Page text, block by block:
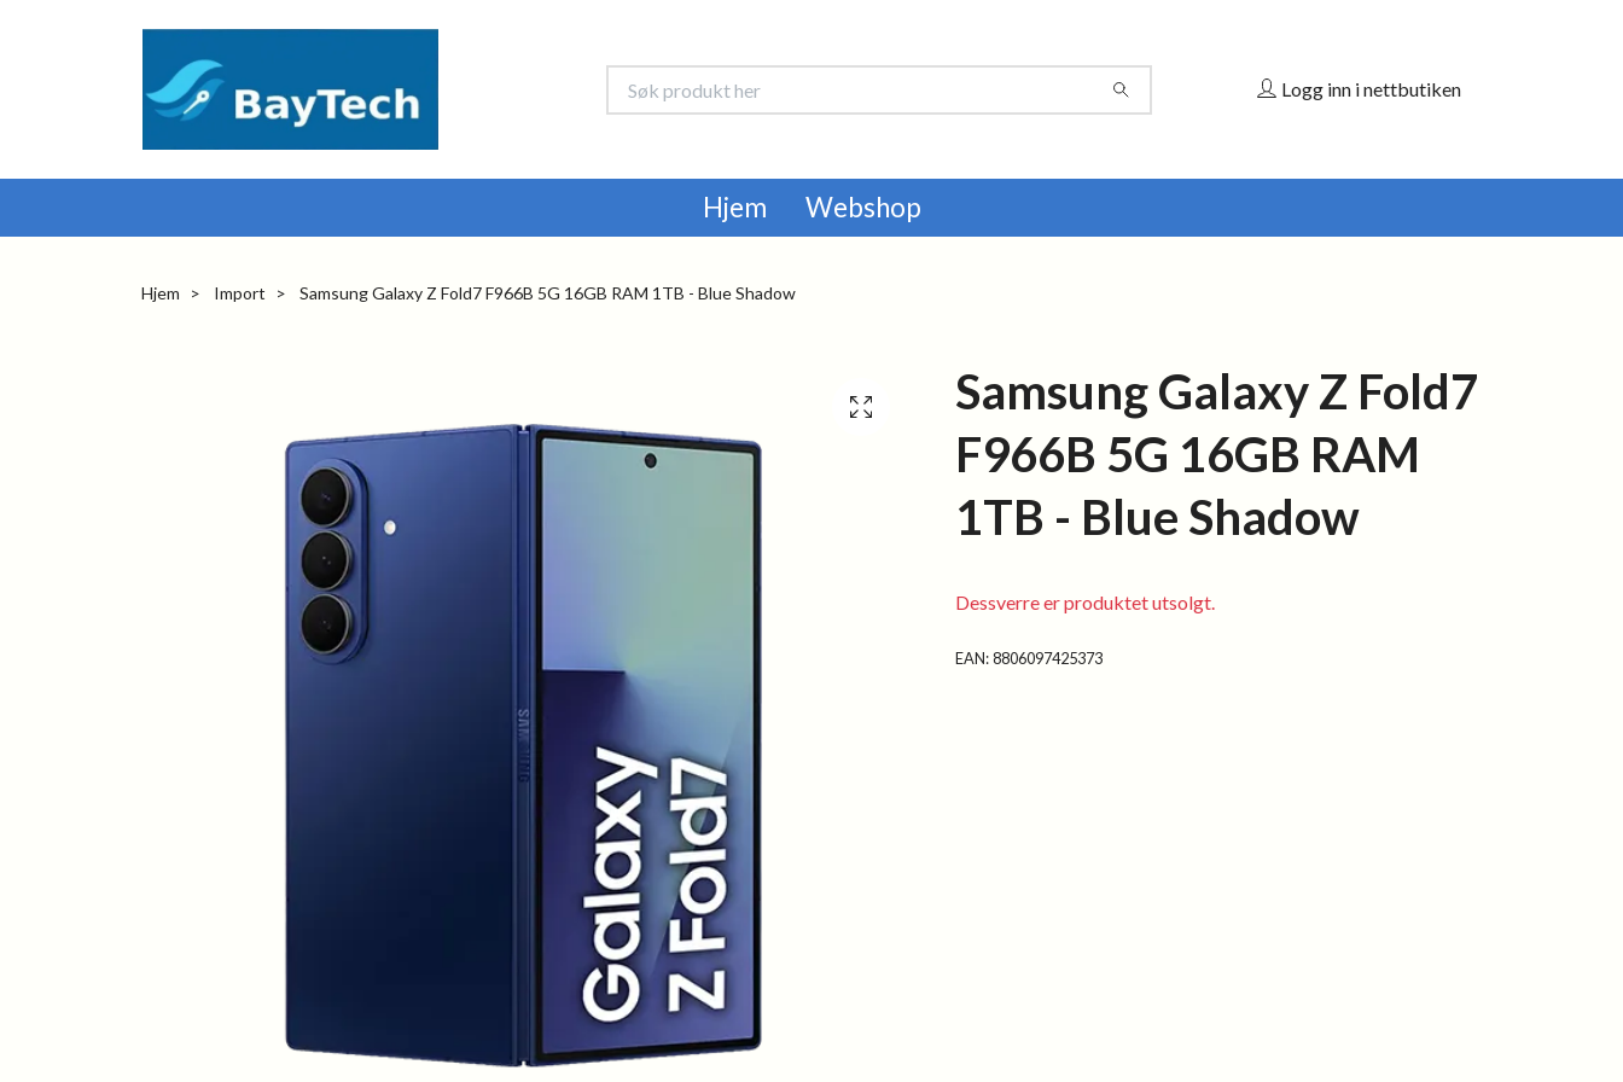
Logg inn i nettbutiken
Hjem Webshop
Hjem Import Samsung Galaxy Z Fold7 F966B 5G 16GB RAM 1TB - Blue Shadow
Samsung Galaxy Z Fold7
F966B 5G 16GB RAM
1TB - Blue Shadow
Dessverre er produktet utsolgt.
EAN:8806097425373